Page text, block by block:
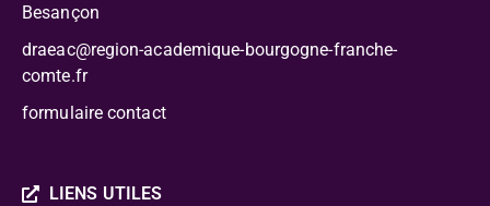
Besançon
draeac@region-academique-bourgogne-franche-
comte.fr
formulaire contact
LIENS UTILES